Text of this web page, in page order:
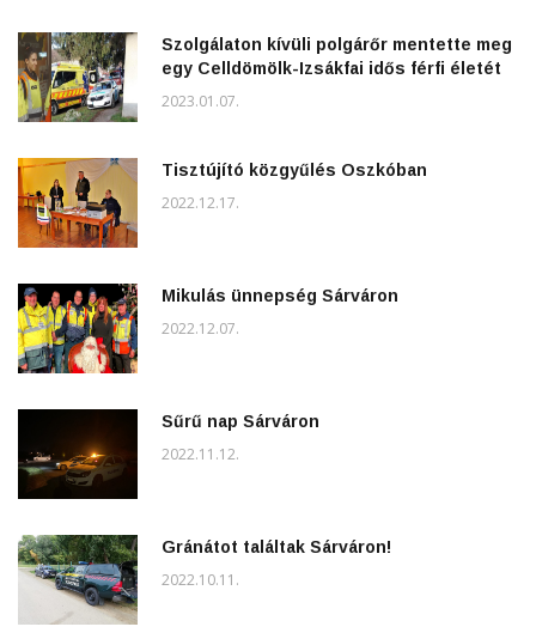
Szolgálaton kívüli polgárőr mentette meg
egy Celldömölk-Izsákfai idős férfi életét
2023.01.07.
Tisztújító közgyűlés Oszkóban
2022.12.17.
Mikulás ünnepség Sárváron
2022.12.07.
Sűrű nap Sárváron
2022.11.12.
Gránátot találtak Sárváron!
2022.10.11.